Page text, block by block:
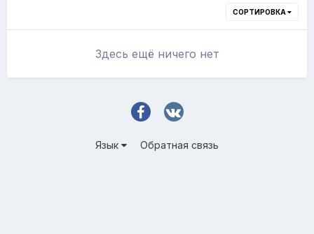
СОРТИРОВКА
Здесь ещё ничего нет
Язык Обратная связь